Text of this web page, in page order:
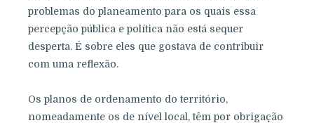
problemas do planeamento para os quais essa
percepção pública e política não está sequer
desperta. É sobre eles que gostava de contribuir
com uma reflexão.
Os planos de ordenamento do território,
nomeadamente os de nível local, têm por obrigação